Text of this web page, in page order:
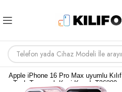
Apple iPhone 16 Pro Max uyumlu Kılıf
Taşlı Tasarımlı Kapi Kapak T36880